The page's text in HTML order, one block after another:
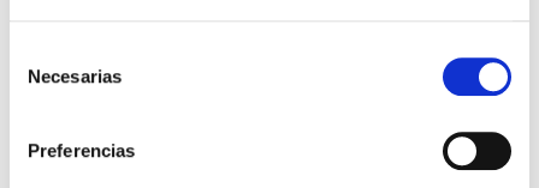
Necesarias
Preferencias
para eliminar los que portan […]